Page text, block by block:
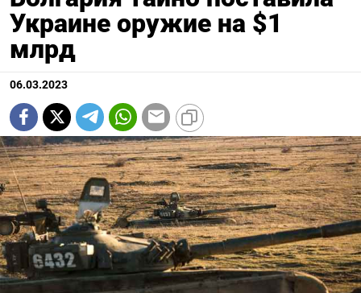
Украине оружие на $1
млрд
06.03.2023